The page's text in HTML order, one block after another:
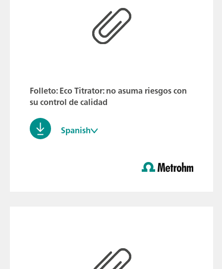
Folleto: Eco Titrator: no asuma riesgos con
su control de calidad
Spanish